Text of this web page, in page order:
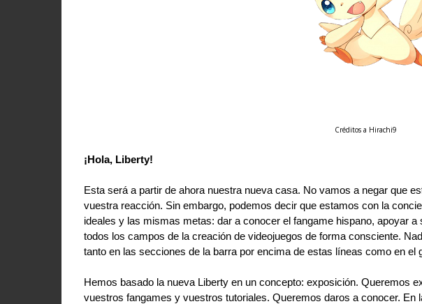
Créditos a Hirachi9
¡Hola, Liberty!
Esta será a partir de ahora nuestra nueva casa. No vamos a negar que
vuestra reacción. Sin embargo, podemos decir que estamos con la
ideales y las mismas metas: dar a conocer el fangame hispano, apoyar
todos los campos de la creación de videojuegos de forma consciente.
tanto en las secciones de la barra por encima de estas líneas como en el
Hemos basado la nueva Liberty en un concepto: exposición. Queremos
vuestros fangames y vuestros tutoriales. Queremos daros a conocer. En